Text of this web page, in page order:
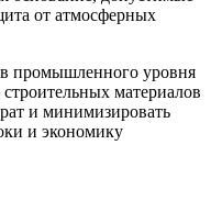
от атмосферных
промышленного уровня
строительных материалов
и минимизировать
и экономику